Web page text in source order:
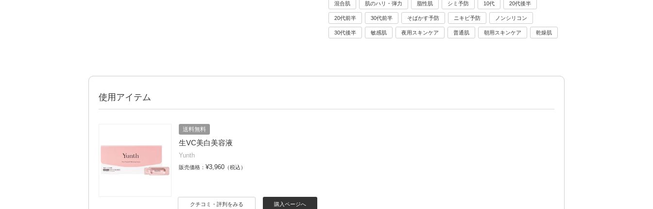
混合肌 肌のハリ・弾力 脂性肌 シミ予防 10代 20代後半
20代前半 30代前半 そばかす予防 ニキビ予防 ノンシリコン
30代後半 敏感肌 夜用スキンケア 普通肌 朝用スキンケア 乾燥肌
使用アイテム
送料無料
生VC美白美容液
Yunth
販売価格： ¥3,960 （税込）
購入ページへ
クチコミ・評判をみる